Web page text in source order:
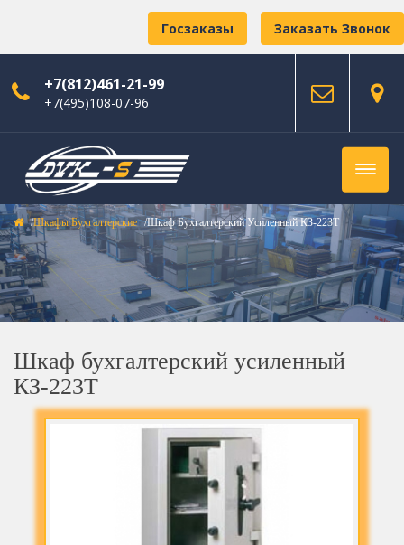
Заказать Звонок
Госзаказы
+7(812)461-21-99
+7(495)108-07-96
Шкафы Бухгалтерские Шкаф Бухгалтерский Усиленный КЗ-223Т
Шкаф бухгалтерский усиленный
КЗ-223Т